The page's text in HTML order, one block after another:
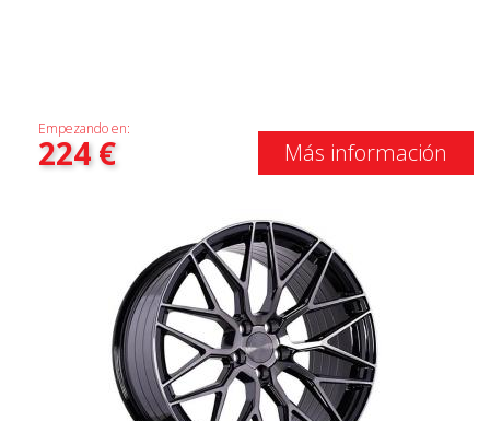
Empezando en:
224€ Más información